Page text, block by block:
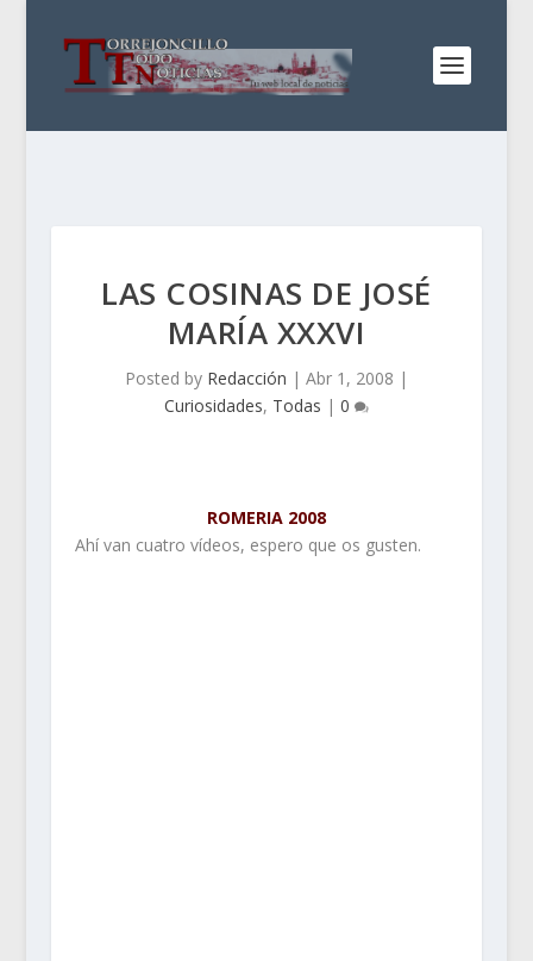
LAS COSINAS DE JOSÉ
MARÍA XXXVI
Posted by Redacción | Abr 1, 2008 |
Curiosidades, Todas | 0
ROMERIA 2008
Ahí van cuatro vídeos, espero que os gusten.